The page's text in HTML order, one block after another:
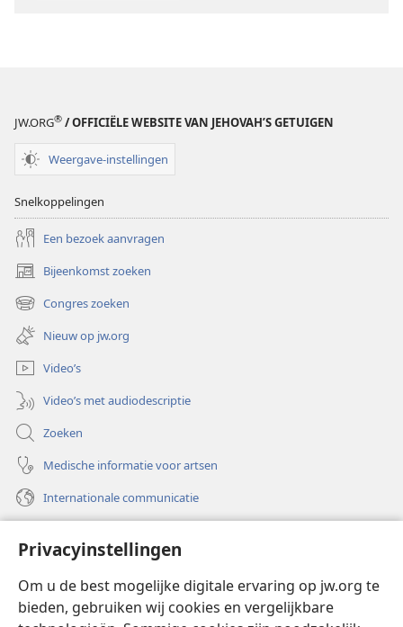
Privacyinstellingen
Om u de best mogelijke digitale ervaring op jw.org te
bieden, gebruiken wij cookies en vergelijkbare
JW.ORG® / OFFICIËLE WEBSITE VAN JEHOVAH’S GETUIGEN
Weergave-instellingen
Snelkoppelingen
Een bezoek aanvragen
Bijeenkomst zoeken
(opent
nieuw
venster)
Congres zoeken
(opent
nieuw
venster)
Nieuw op jw.org
Video’s
Video’s met audiodescriptie
Zoeken
Medische informatie voor artsen
Internationale communicatie
(opent
nieuw
venster)